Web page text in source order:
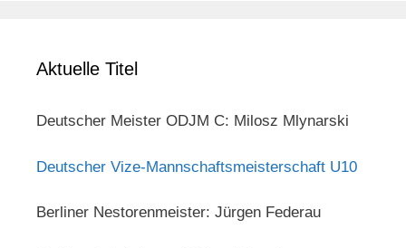
Aktuelle Titel
Deutscher Meister ODJM C: Milosz Mlynarski
Deutscher Vize-Mannschaftsmeisterschaft U10
Berliner Nestorenmeister: Jürgen Federau